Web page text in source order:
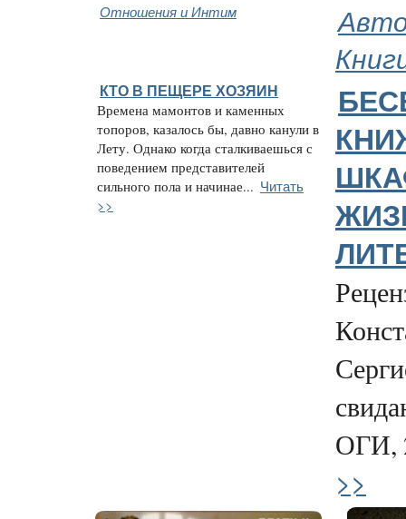
Отношения и Интим
КТО В ПЕЩЕРЕ ХОЗЯИН
Времена мамонтов и каменных
топоров, казалось бы, давно канули в
Лету. Однако когда сталкиваешься с
поведением представителей
сильного пола и начинае... Читать
>>
ОГИ,
>>